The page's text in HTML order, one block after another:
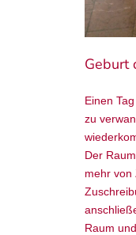
Geburt
Einen
zu
Der
mehr von
Raum